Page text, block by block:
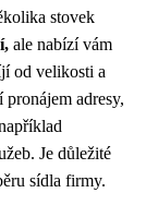
stovek
ale nabízí vám
od velikosti a
adresy,
Je důležité
sídla firmy.